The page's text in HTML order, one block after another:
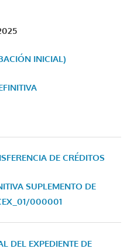
INICIAL)
DE CRÉDITOS
SUPLEMENTO DE
000001
DEL EXPEDIENTE DE